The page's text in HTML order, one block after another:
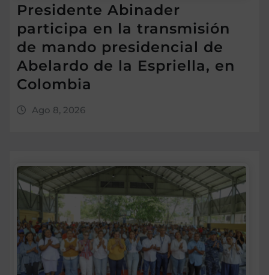
Presidente Abinader
participa en la transmisión
de mando presidencial de
Abelardo de la Espriella, en
Colombia
Ago 8, 2026